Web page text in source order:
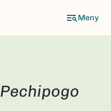
Pechipogo